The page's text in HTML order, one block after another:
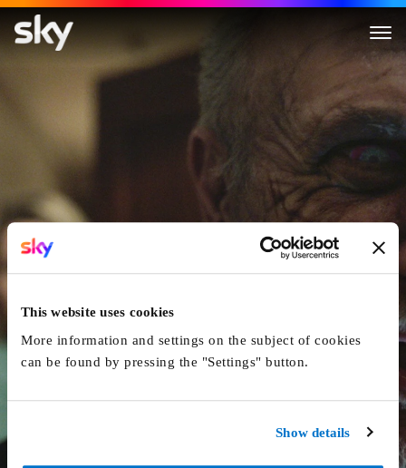
This website uses cookies
More information and settings on the subject of cookies
can be found by pressing the "Settings" button.
Show details
Annabelle